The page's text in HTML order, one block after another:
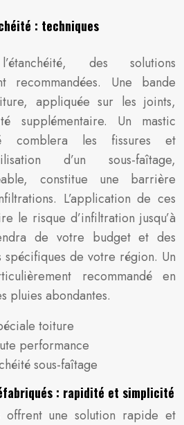
: techniques
des solutions
recommandées. Une bande
appliquée sur les joints,
supplémentaire. Un mastic
comblera les fissures et
d’un sous-faîtage,
constitue une barrière
L’application de ces
le risque d’infiltration jusqu’à
de votre budget et des
de votre région. Un
recommandé en
pluies abondantes.
toiture
performance
sous-faîtage
: rapidité et simplicité
offrent une solution rapide et